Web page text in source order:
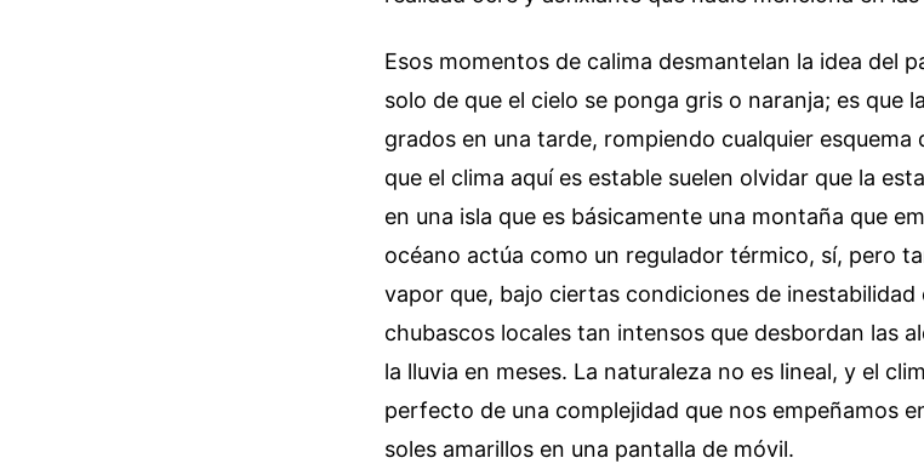
Esos momentos de calima desmantelan la idea del
solo de que el cielo se ponga gris o naranja; es que
grados en una tarde, rompiendo cualquier
que el clima aquí es estable suelen olvidar que la
en una isla que es básicamente una montaña que
océano actúa como un regulador térmico, sí, pero
vapor que, bajo ciertas condiciones de inestabilidad
chubascos locales tan intensos que desbordan las
la lluvia en meses. La naturaleza no es lineal, y el
perfecto de una complejidad que nos empeñamos
soles amarillos en una pantalla de móvil.